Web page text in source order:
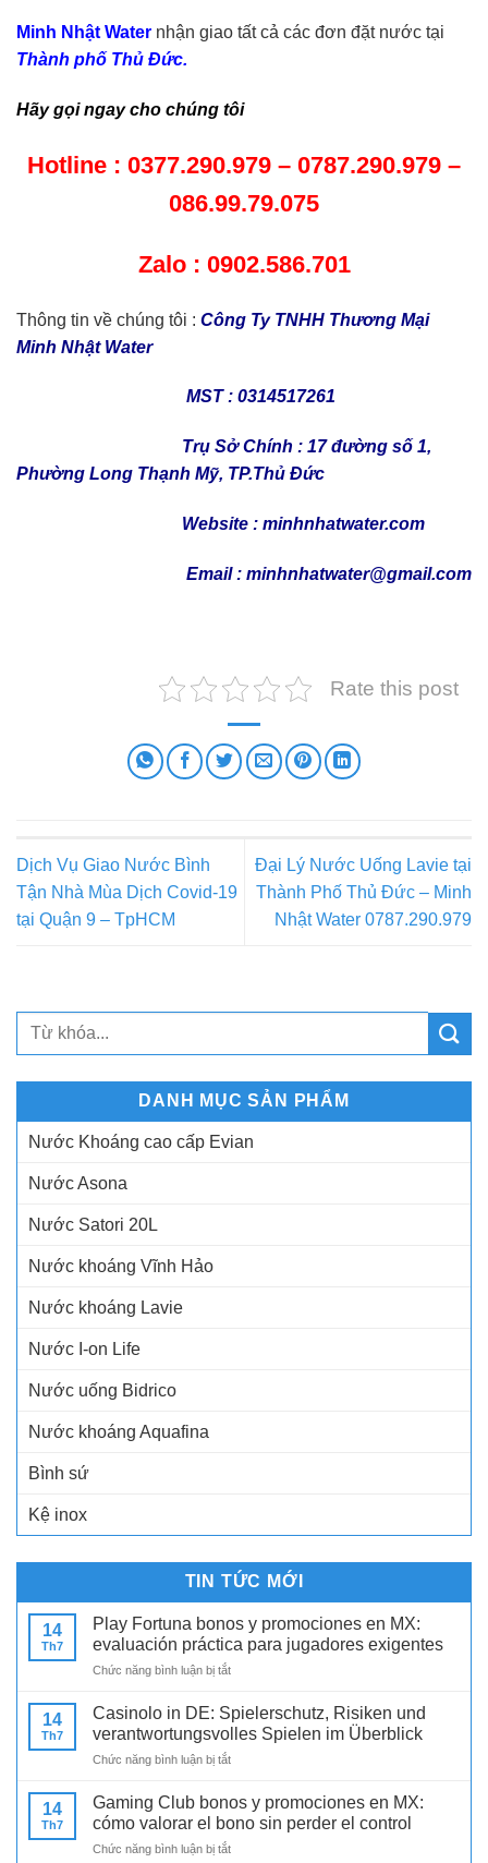
DANH MỤC SẢN PHẨM
Nước Khoáng cao cấp Evian
Nước Asona
Nước Satori 20L
Nước khoáng Vĩnh Hảo
Nước khoáng Lavie
Nước I-on Life
Nước uống Bidrico
Nước khoáng Aquafina
Bình sứ
Kệ inox
TIN TỨC MỚI
14
Th7
Play Fortuna bonos y promociones en MX:
evaluación práctica para jugadores exigentes
Chức năng bình luận bị tắtở
Fortuna
bonos
y
promociones
MX:
evaluación
para
14
Th7
Casinolo in DE: Spielerschutz, Risiken und
verantwortungsvolles Spielen im Überblick
Chức năng bình luận bị tắtở
Spielerschutz,
Risiken
14
Th7
Gaming Club bonos y promociones en MX:
cómo valorar el bono sin perder el control
Chức năng bình luận bị tắtở
Minh Nhật Water nhận giao tất cả các đơn đặt nước tại
Thành phố Thủ Đức.
Hãy gọi ngay cho chúng tôi
Hotline : 0377.290.979 – 0787.290.979 –
086.99.79.075
Zalo : 0902.586.701
Thông tin về chúng tôi : Công Ty TNHH Thương Mại
Minh Nhật Water
MST : 0314517261
Trụ Sở Chính : 17 đường số 1,
Phường Long Thạnh Mỹ, TP.Thủ Đức
Website : minhnhatwater.com
Email : minhnhatwater@gmail.com
Rate this post
Dịch Vụ Giao Nước Bình
Tận Nhà Mùa Dịch Covid-19
tại Quận 9 – TpHCM
Đại Lý Nước Uống Lavie tại
Thành Phố Thủ Đức – Minh
Nhật Water 0787.290.979